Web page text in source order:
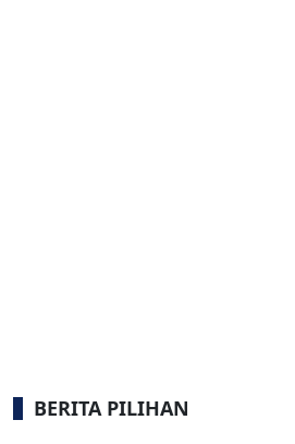
BERITA PILIHAN